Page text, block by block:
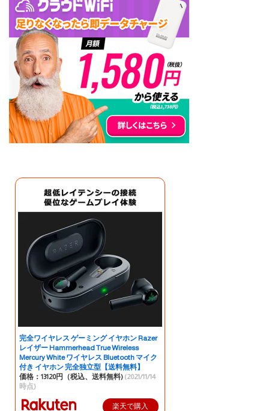
完全ワイヤレス ゲーミング イヤホン Razer
レイザー Hammerhead True Wireless
Mercury White ワイヤレス Bluetooth マイク
付き イヤホン 完全独立型【送料無料】
価格：13120円（税込、送料無料) (2021/11/14
時点)
楽天で購入